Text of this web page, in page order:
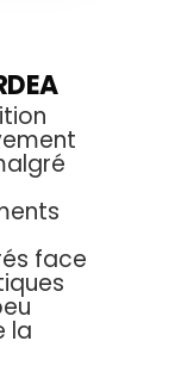
face
la